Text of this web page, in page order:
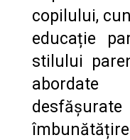
copilului,
educație
stilului